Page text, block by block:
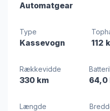
Automatgear
Type
Kassevogn 112
Rækkevidde
330 km 64,0
Længde